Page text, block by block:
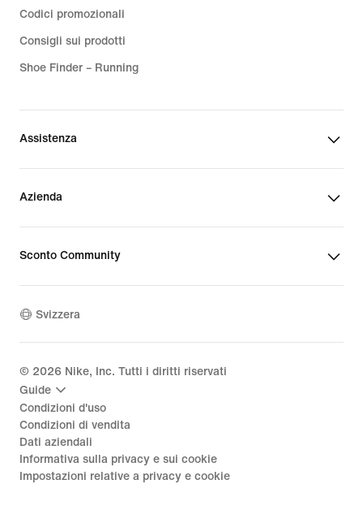
Codici promozionali
Consigli sui prodotti
Shoe Finder – Running
Assistenza
Azienda
Sconto Community
Svizzera
© 2026 Nike, Inc. Tutti i diritti riservati
Guide
Condizioni d'uso
Condizioni di vendita
Dati aziendali
Informativa sulla privacy e sui cookie
Impostazioni relative a privacy e cookie